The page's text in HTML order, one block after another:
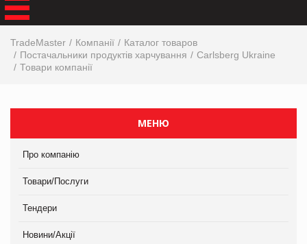
TradeMaster Компанії
Каталог товаров
Постачальники продуктів харчування
Carlsberg Ukraine
Товари компанії
МЕНЮ
Про компанію
Товари/Послуги
Тендери
Новини/Акції